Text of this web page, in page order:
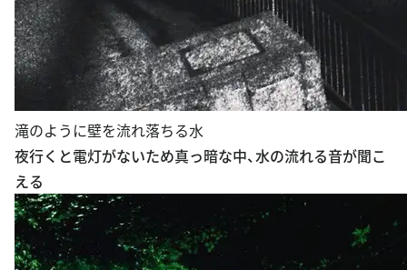
滝のように壁を流れ落ちる水
夜行くと電灯がないため真っ暗な中、水の流れる音が聞こ
える